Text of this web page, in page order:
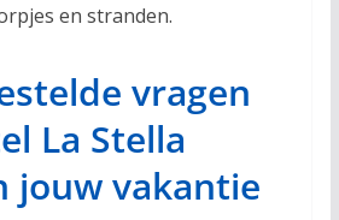
en stranden.
vragen
La Stella
jouw vakantie